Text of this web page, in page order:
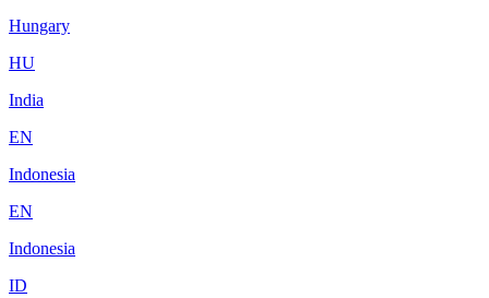
Hungary
HU
India
EN
Indonesia
EN
Indonesia
ID